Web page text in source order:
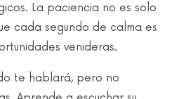
La paciencia no es solo
cada segundo de calma es
venideras.
te hablará, pero no